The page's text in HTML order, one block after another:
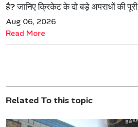
है? जानिए क्रिकेट के दो बड़े अपराधों की पूरी
कहानी
Aug 06, 2026
Read More
Related To this topic